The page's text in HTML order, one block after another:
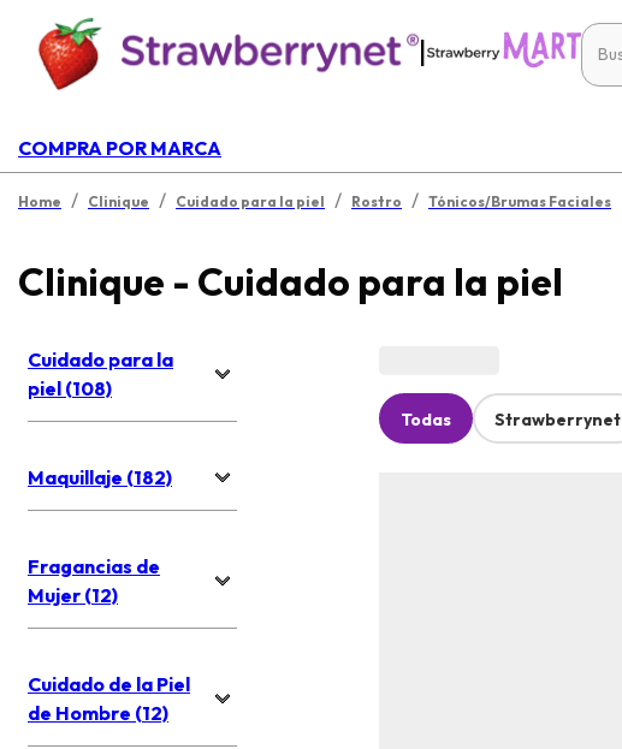
|
COMPRA POR MARCA
Home / Clinique / Cuidado para la piel / Rostro / Tónicos/Brumas Faciales
Clinique - Cuidado para la piel
Cuidado para la
piel (108)
Maquillaje (182)
Fragancias de
Mujer (12)
Cuidado de la Piel
de Hombre (12)
Todas Strawberrynet